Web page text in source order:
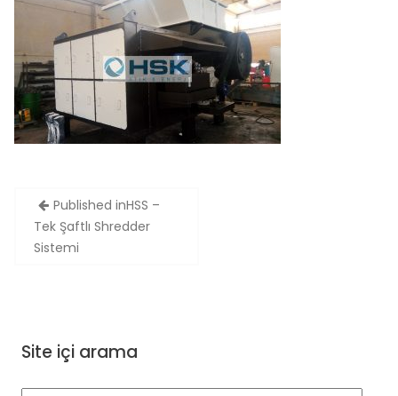
Yazı
gezinmesi
Published inHSS –
Tek Şaftlı Shredder
Sistemi
Site içi arama